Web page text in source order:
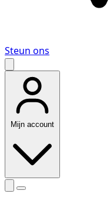
Steun ons
Mijn account